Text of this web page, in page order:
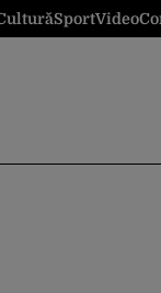
SportVideo